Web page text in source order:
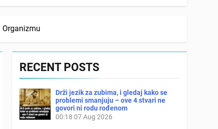
Organizmu
RECENT POSTS
Drži jezik za zubima, i gledaj kako se
problemi smanjuju – ove 4 stvari ne
govori ni rodu rođenom
00:18 07 Aug 2026